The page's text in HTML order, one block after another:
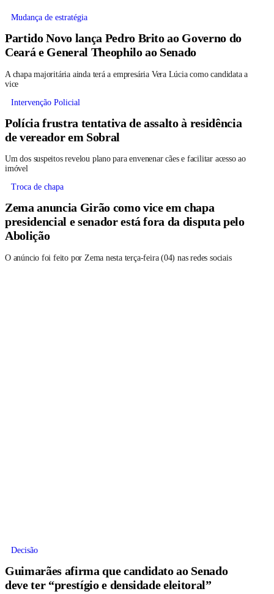
Mudança de estratégia
Partido Novo lança Pedro Brito ao Governo do
Ceará e General Theophilo ao Senado
A chapa majoritária ainda terá a empresária Vera Lúcia como candidata a
vice
Intervenção Policial
Polícia frustra tentativa de assalto à residência
de vereador em Sobral
Um dos suspeitos revelou plano para envenenar cães e facilitar acesso ao
imóvel
Troca de chapa
Zema anuncia Girão como vice em chapa
presidencial e senador está fora da disputa pelo
Abolição
O anúncio foi feito por Zema nesta terça-feira (04) nas redes sociais
Decisão
Guimarães afirma que candidato ao Senado
deve ter “prestígio e densidade eleitoral”